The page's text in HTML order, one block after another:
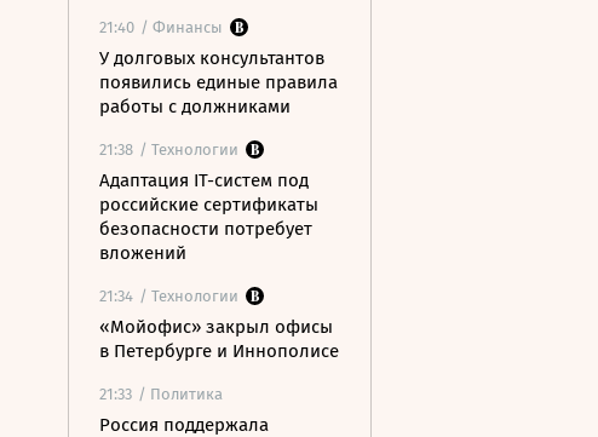
21:40 / Финансы
У долговых консультантов
появились единые правила
работы с должниками
21:38 / Технологии
Адаптация IT-систем под
российские сертификаты
безопасности потребует
вложений
21:34 / Технологии
«Мойофис» закрыл офисы
в Петербурге и Иннополисе
21:33 / Политика
Россия поддержала